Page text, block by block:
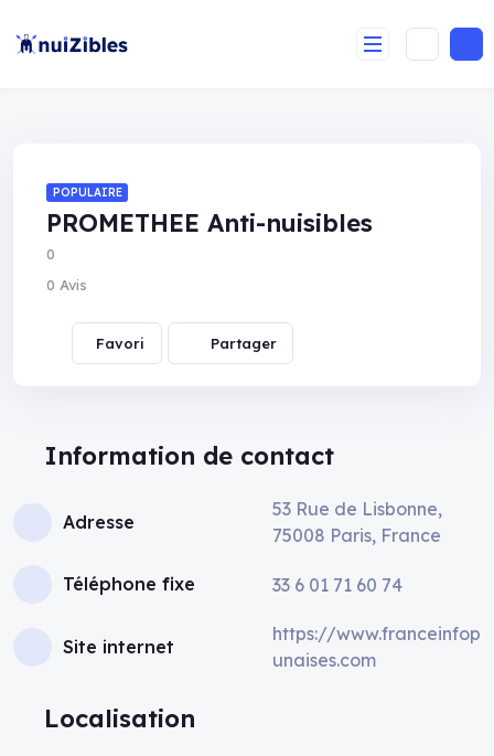
PROMETHEE Anti-nuisibles
POPULAIRE
0
0 Avis
Partager
Information de contact
Adresse
53 Rue de Lisbonne,
75008 Paris, France
Téléphone fixe 33 6 01 71 60 74
Site internet
https://www.franceinfop
unaises.com
Localisation